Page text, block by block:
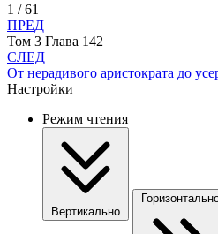
1 / 61
ПРЕД
Том 3 Глава 142
СЛЕД
От нерадивого аристократа до
Настройки
Режим чтения
Вертикально